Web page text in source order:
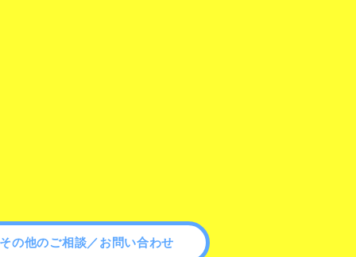
その他のご相談／お問い合わせ